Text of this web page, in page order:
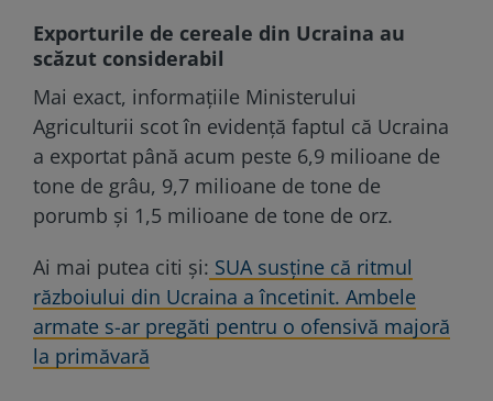
Exporturile de cereale din Ucraina au
scăzut considerabil
Mai exact, informațiile Ministerului
Agriculturii scot în evidență faptul că Ucraina
a exportat până acum peste 6,9 milioane de
tone de grâu, 9,7 milioane de tone de
porumb şi 1,5 milioane de tone de orz.
Ai mai putea citi și: SUA susține că ritmul
războiului din Ucraina a încetinit. Ambele
armate s-ar pregăti pentru o ofensivă majoră
la primăvară